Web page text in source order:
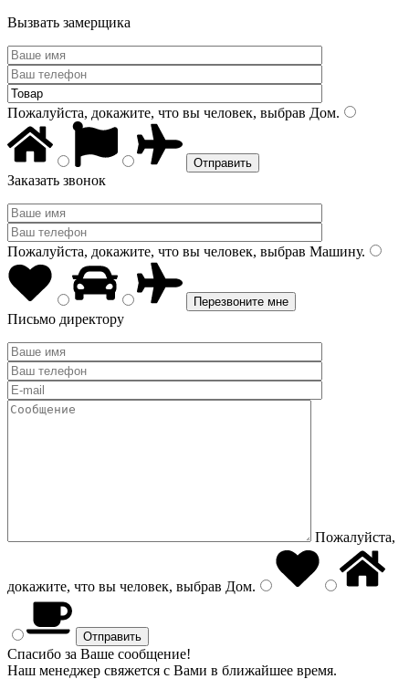
Вызвать замерщика
Пожалуйста, докажите, что вы человек, выбрав Дом.
Заказать звонок
Пожалуйста, докажите, что вы человек, выбрав Машину.
Письмо директору
Пожалуйста,
докажите, что вы человек, выбрав Дом.
Спасибо за Ваше сообщение!
Наш менеджер свяжется с Вами в ближайшее время.